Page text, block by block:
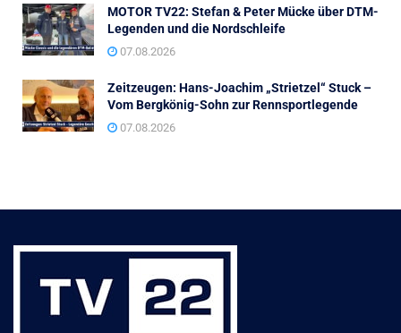
MOTOR TV22: Stefan & Peter Mücke über DTM-
Legenden und die Nordschleife
07.08.2026
Zeitzeugen: Hans-Joachim „Strietzel“ Stuck –
Vom Bergkönig-Sohn zur Rennsportlegende
07.08.2026